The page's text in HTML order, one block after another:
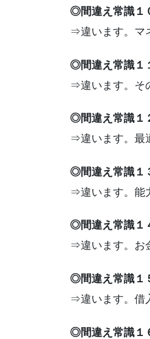
◎間違え常識１
⇒違います。マ
◎間違え常識１
⇒違います。そ
◎間違え常識１
⇒違います。最
◎間違え常識１
⇒違います。能
◎間違え常識１
⇒違います。お
◎間違え常識１
⇒違います。借
◎間違え常識１